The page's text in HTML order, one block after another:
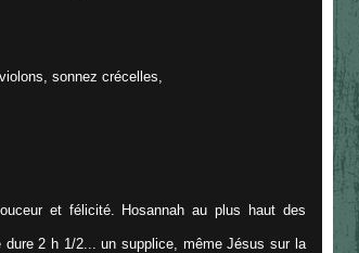
sonnez crécelles,
et félicité. Hosannah au plus haut des
2 h 1/2... un supplice, même Jésus sur la